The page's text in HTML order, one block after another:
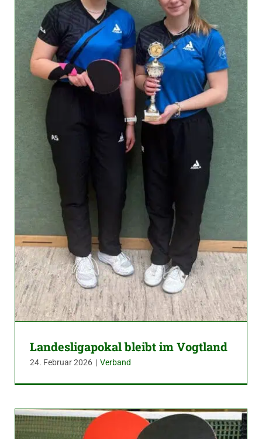
Landesligapokal bleibt im Vogtland
24. Februar 2026 | Verband